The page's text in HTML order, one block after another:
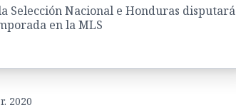
Selección Nacional e Honduras disputará
en la MLS
2020